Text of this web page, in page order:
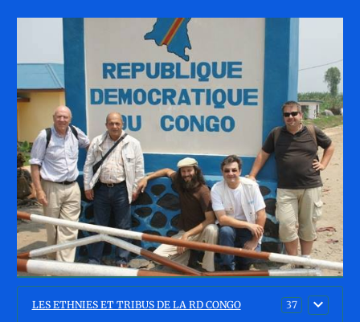
LES ETHNIES ET TRIBUS DE LA RD CONGO 37